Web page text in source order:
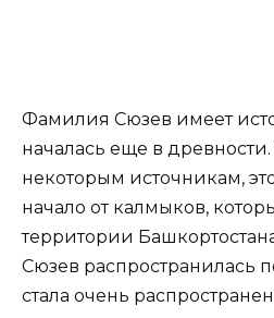
Фамилия Сюзев имеет
началась еще в древности.
некоторым источникам,
начало от калмыков,
территории
Сюзев распространилась
стала очень